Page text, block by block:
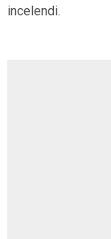
incelendi.